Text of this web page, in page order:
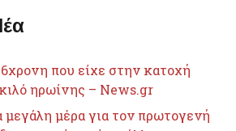
που είχε στην κατοχή
ηρωίνης – News.gr
μεγάλη μέρα για τον πρωτογενή